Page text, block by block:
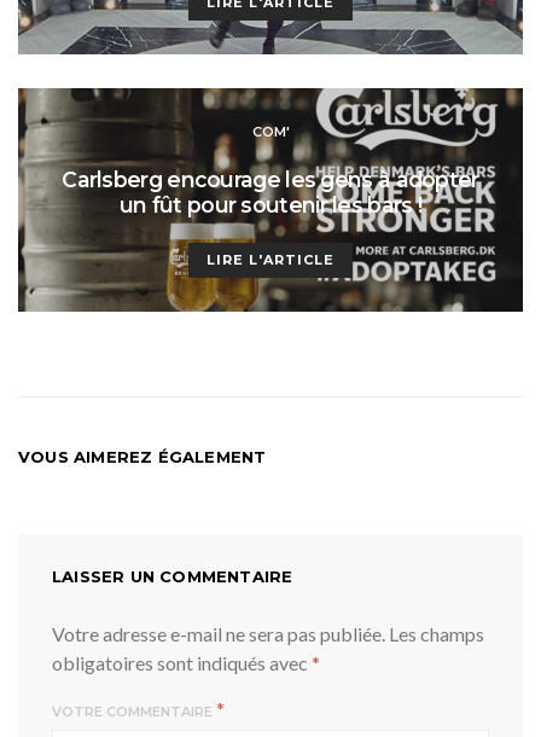
COM'
Carlsberg encourage les gens à adopter
un fût pour soutenir les bars !
LIRE L'ARTICLE
VOUS AIMEREZ ÉGALEMENT
LAISSER UN COMMENTAIRE
Votre adresse e-mail ne sera pas publiée. Les champs
obligatoires sont indiqués avec *
VOTRE COMMENTAIRE *